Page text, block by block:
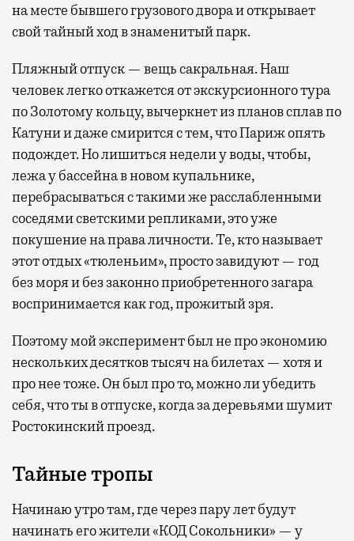
на месте бывшего грузового двора и открывает
свой тайный ход в знаменитый парк.
Пляжный отпуск — вещь сакральная. Наш
человек легко откажется от экскурсионного тура
по Золотому кольцу, вычеркнет из планов сплав по
Катуни и даже смирится с тем, что Париж опять
подождет. Но лишиться недели у воды, чтобы,
лежа у бассейна в новом купальнике,
перебрасываться с такими же расслабленными
соседями светскими репликами, это уже
покушение на права личности. Те, кто называет
этот отдых «тюленьим», просто завидуют — год
без моря и без законно приобретенного загара
воспринимается как год, прожитый зря.
Поэтому мой эксперимент был не про экономию
нескольких десятков тысяч на билетах — хотя и
про нее тоже. Он был про то, можно ли убедить
себя, что ты в отпуске, когда за деревьями шумит
Ростокинский проезд.
Тайные тропы
Начинаю утро там, где через пару лет будут
начинать его жители «КОД Сокольники» — у